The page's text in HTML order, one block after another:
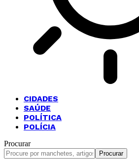
CIDADES
SAÚDE
POLÍTICA
POLÍCIA
Procurar